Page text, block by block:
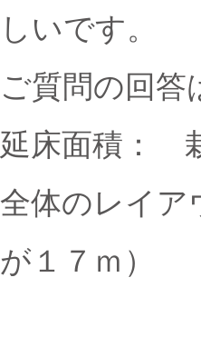
しいです。
ご質問の回答
延床面積：
全体のレイ
が１７ｍ）
プラス